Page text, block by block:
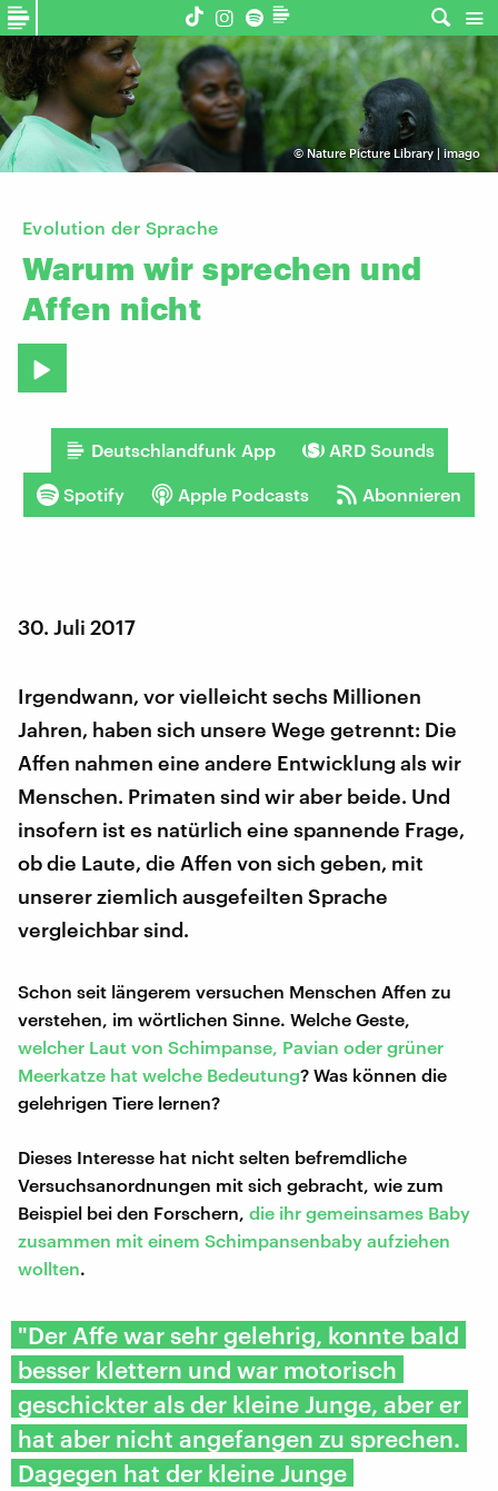
© Nature Picture Library | imago
Evolution der Sprache
Warum wir sprechen und
Affen nicht
Deutschlandfunk App ARD Sounds
Spotify Apple Podcasts Abonnieren
30. Juli 2017
Irgendwann, vor vielleicht sechs Millionen
Jahren, haben sich unsere Wege getrennt: Die
Affen nahmen eine andere Entwicklung als wir
Menschen. Primaten sind wir aber beide. Und
insofern ist es natürlich eine spannende Frage,
ob die Laute, die Affen von sich geben, mit
unserer ziemlich ausgefeilten Sprache
vergleichbar sind.
Schon seit längerem versuchen Menschen Affen zu
verstehen, im wörtlichen Sinne. Welche Geste,
welcher Laut von Schimpanse, Pavian oder grüner
Meerkatze hat welche Bedeutung? Was können die
gelehrigen Tiere lernen?
Dieses Interesse hat nicht selten befremdliche
Versuchsanordnungen mit sich gebracht, wie zum
Beispiel bei den Forschern, die ihr gemeinsames Baby
zusammen mit einem Schimpansenbaby aufziehen
wollten.
"Der Affe war sehr gelehrig, konnte bald
besser klettern und war motorisch
geschickter als der kleine Junge, aber er
hat aber nicht angefangen zu sprechen.
Dagegen hat der kleine Junge